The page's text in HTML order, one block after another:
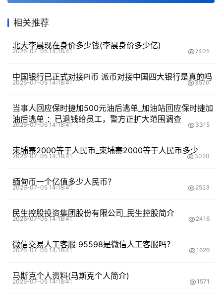
相关推荐
北大李晨现在身价多少钱(李晨身价多少亿)
2026-07-05 14:18:41 7405
中国银行已正式对接Pi币 派币对接中国四大银行是真的吗
2026-07-05 14:18:41 3570
当事人回应保时捷加500元油后逃单_加油站回应保时捷加
油后逃单 ：已退钱给员工，警方正扩大范围调查
2026-07-05 14:18:41 3315
柬埔寨2000等于人民币_柬埔寨2000等于人民币多少
2026-07-05 14:18:41 3020
缅甸币一个亿值多少人民币？
2026-07-05 14:18:41 2523
民生控股投资集团股份有限公司_民生控股简介
2026-07-05 14:18:41 2416
微信交易人工客服 95598是微信人工客服吗？
2026-07-05 14:18:41 1626
马斯克个人资料(马斯克个人简介)
2026-07-05 14:18:41 1571